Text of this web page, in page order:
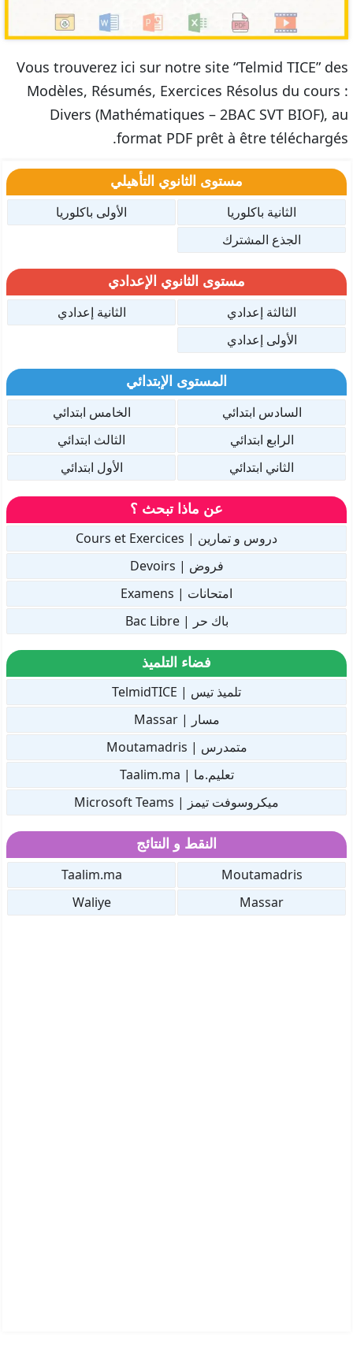
Vous trouverez ici sur notre site “Telmid TICE” des
Modèles, Résumés, Exercices Résolus du cours :
Divers (Mathématiques – 2BAC SVT BIOF), au
format PDF prêt à être téléchargés.
مستوى الثانوي التأهيلي
الثانية باكلوريا
الأولى باكلوريا
الجذع المشترك
مستوى الثانوي الإعدادي
الثالثة إعدادي
الثانية إعدادي
الأولى إعدادي
المستوى الإبتدائي
السادس ابتدائي
الخامس ابتدائي
الرابع ابتدائي
الثالث ابتدائي
الثاني ابتدائي
الأول ابتدائي
عن ماذا تبحث ؟
دروس و تمارين | Cours et Exercices
فروض | Devoirs
امتحانات | Examens
باك حر | Bac Libre
فضاء التلميذ
تلميذ تيس | TelmidTICE
مسار | Massar
متمدرس | Moutamadris
تعليم.ما | Taalim.ma
ميكروسوفت تيمز | Microsoft Teams
النقط و النتائج
Moutamadris
Taalim.ma
Massar
Waliye